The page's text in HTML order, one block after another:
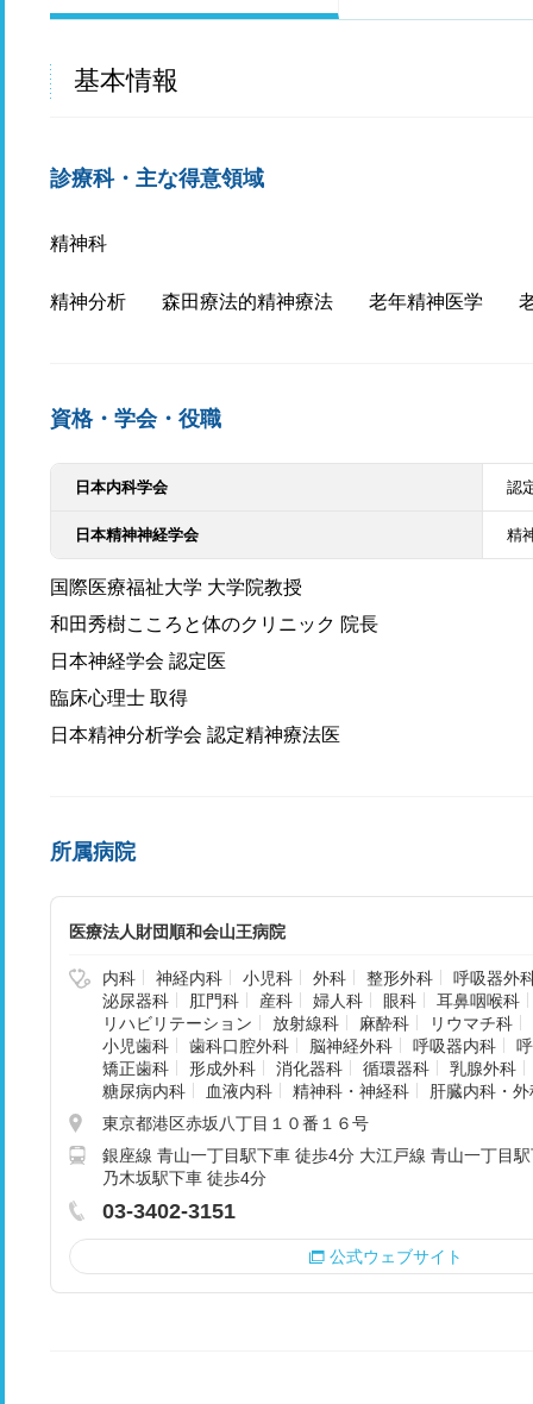
基本情報
診療科・主な得意領域
精神科
精神分析 森田療法的精神療法 老年精神医学
資格・学会・役職
日本内科学会 認
日本精神神経学会 精
国際医療福祉大学 大学院教授
和田秀樹こころと体のクリニック 院長
日本神経学会 認定医
臨床心理士 取得
日本精神分析学会 認定精神療法医
所属病院
医療法人財団順和会山王病院
内科 神経内科 小児科 外科 整形外科
呼吸器外
泌尿器科
肛門科 産科 婦人科 眼科
耳鼻咽喉科
リハビリテーション
放射線科 麻酔科
リウマチ科
小児歯科
歯科口腔外科 脳神経外科 呼吸器内科
矯正歯科
形成外科 消化器科 循環器科
乳腺外科
糖尿病内科
血液内科 精神科・神経科
肝臓内科・外
東京都港区赤坂八丁目１０番１６号
銀座線 青山一丁目駅下車 徒歩4分 大江戸線 青山一丁目
乃木坂駅下車 徒歩4分
03-3402-3151
公式ウェブサイト